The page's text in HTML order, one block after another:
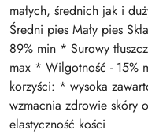
małych, średnich jak i
Średni pies Mały pies
89% min * Surowy
max * Wilgotność - 15%
korzyści: * wysoka
wzmacnia zdrowie skóry
elastyczność kości